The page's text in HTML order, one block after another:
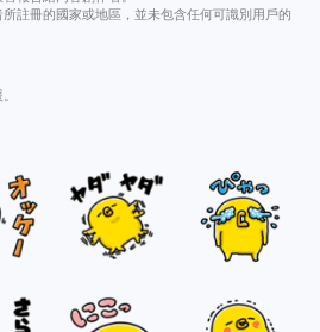
註冊的國家或地區，並未包含任何可識別用戶的